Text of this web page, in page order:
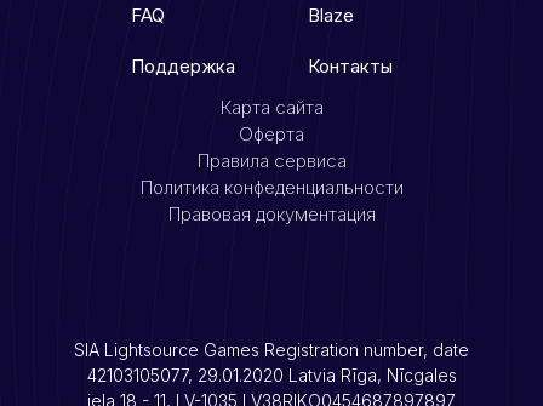
FAQ Blaze
Поддержка
Контакты
Карта сайта
Оферта
Правила сервиса
Политика конфеденциальности
Правовая документация
SIA Lightsource Games Registration number, date
42103105077, 29.01.2020 Latvia Rīga, Nīcgales
iela 18 - 11, LV-1035 LV38RIKO0454687897897